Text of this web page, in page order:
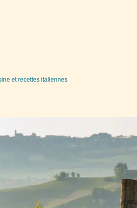
et recettes italiennes